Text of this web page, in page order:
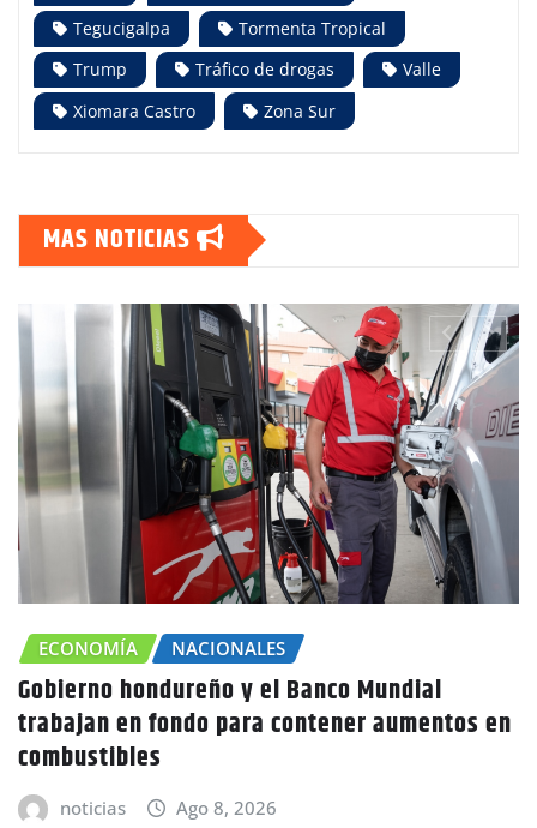
Tegucigalpa
Tormenta Tropical
Trump
Tráfico de drogas
Valle
Xiomara Castro
Zona Sur
MAS NOTICIAS
CHOLUTECA ZONA SUR
Canícula agravaría la sequía en Honduras
advierte Copeco
noticias Ago 8, 2026